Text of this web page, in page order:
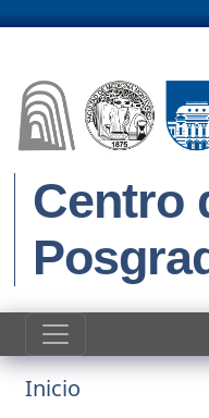
Centro
Ruta de
Inicio